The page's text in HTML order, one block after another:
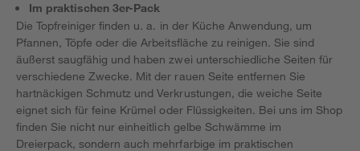
Im praktischen 3er-Pack
Die Topfreiniger finden u. a. in der Küche Anwendung, um
Pfannen, Töpfe oder die Arbeitsfläche zu reinigen. Sie sind
äußerst saugfähig und haben zwei unterschiedliche Seiten für
verschiedene Zwecke. Mit der rauen Seite entfernen Sie
hartnäckigen Schmutz und Verkrustungen, die weiche Seite
eignet sich für feine Krümel oder Flüssigkeiten. Bei uns im Shop
finden Sie nicht nur einheitlich gelbe Schwämme im
Dreierpack, sondern auch mehrfarbige im praktischen